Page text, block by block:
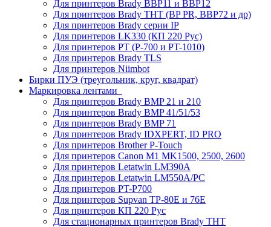
Для принтеров Brady BBP11 и BBP12
Для принтеров Brady THT (BP PR, BBP72 и др)
Для принтеров Brady серии IP
Для принтеров LK330 (КП 220 Рус)
Для принтеров PT (P-700 и PT-1010)
Для принтеров Brady TLS
Для принтеров Niimbot
Бирки ПУЭ (треугольник, круг, квадрат)
Маркировка лентами
Для принтеров Brady BMP 21 и 210
Для принтеров Brady BMP 41/51/53
Для принтеров Brady BMP 71
Для принтеров Brady IDXPERT, ID PRO
Для принтеров Brother P-Touch
Для принтеров Canon M1 MK1500, 2500, 2600
Для принтеров Letatwin LM390A
Для принтеров Letatwin LM550A/PC
Для принтеров PT-P700
Для принтеров Supvan TP-80E и 76E
Для принтеров КП 220 Рус
Для стационарных принтеров Brady THT